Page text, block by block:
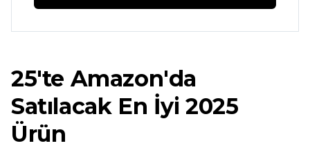
25'te Amazon'da
Satılacak En İyi 2025
Ürün